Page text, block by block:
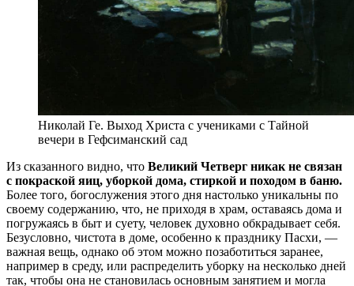
Николай Ге. Выход Христа с учениками с Тайной
вечери в Гефсиманский сад
Из сказанного видно, что Великий Четверг никак не связан
с покраской яиц, уборкой дома, стиркой и походом в баню.
Более того, богослужения этого дня настолько уникальны по
своему содержанию, что, не приходя в храм, оставаясь дома и
погружаясь в быт и суету, человек духовно обкрадывает себя.
Безусловно, чистота в доме, особенно к празднику Пасхи, —
важная вещь, однако об этом можно позаботиться заранее,
например в среду, или распределить уборку на несколько дней
так, чтобы она не становилась основным занятием и могла